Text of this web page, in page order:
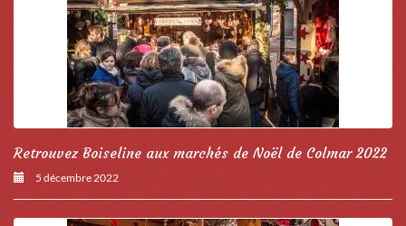
Retrouvez Boiseline aux marchés de Noël de Colmar 2022
5 décembre 2022